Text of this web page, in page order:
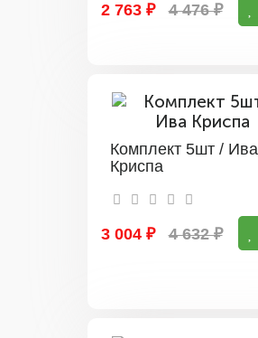
2 763 ₽ 4 476 ₽
Комплект 5шт / Ива
Криспа
3 004 ₽ 4 632 ₽